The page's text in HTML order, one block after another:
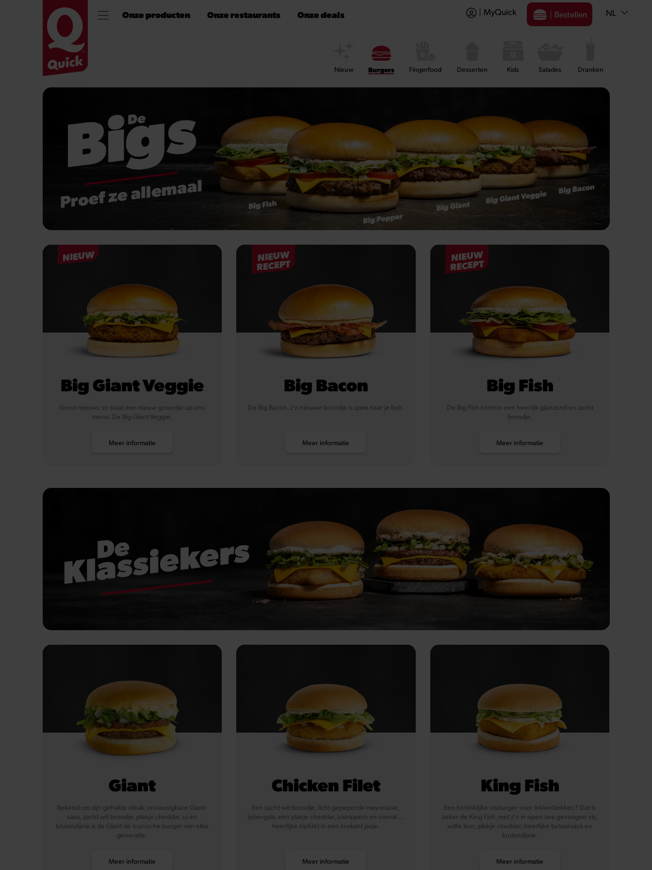
Onze producten Onze restaurants Onze deals MyQuick Bestellen NL
Nieuw Burgers Fingerfood Desserten Kids Salades Dranken
NIEUW
Big Giant Veggie
Groot nieuws: er staat een nieuw groentje op ons
menu. De Big Giant Veggie.
Meer informatie
NIEUW
RECEPT
Big Bacon
De Big Bacon, z’n nieuwe broodje is spek naar je bek.
Meer informatie
NIEUW
RECEPT
Big Fish
De Big Fish komt in een heerlijk glanzend en zacht
broodje.
Meer informatie
Giant
Bekend om zijn gehakte steak, onnavolgbare Giant-
saus, zacht wit broodje, plakje cheddar, ui en
krulandijvie is de Giant dé iconische burger van elke
generatie.
Meer informatie
Chicken Filet
Een zacht wit broodje, licht gepeperde mayonaise,
ijsbergsla, een plakje cheddar, uisnippers en vooral ...
heerlijke kipfilet in een krokant jasje.
Meer informatie
King Fish
Een koninklijke visburger voor lekkerbekken? Dat is
zeker de King Fish, met z'n in open zee gevangen vis,
witte bun, plakje cheddar, heerlijke tartaarsaus en
krulandijvie.
Meer informatie